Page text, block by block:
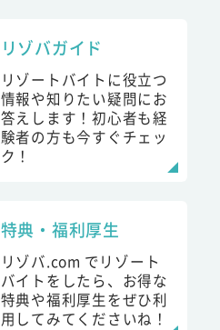
リゾバガイド
リゾートバイトに役立つ
情報や知りたい疑問にお
答えします！初心者も経
験者の方も今すぐチェッ
ク！
特典・福利厚生
リゾバ.com でリゾート
バイトをしたら、お得な
特典や福利厚生をぜひ利
用してみてくださいね！